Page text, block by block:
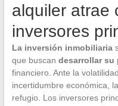
alquiler atrae
inversores
La inversión inmobiliaria
que buscan desarrollar su
financiero. Ante la
incertidumbre económica, la
refugio. Los inversores